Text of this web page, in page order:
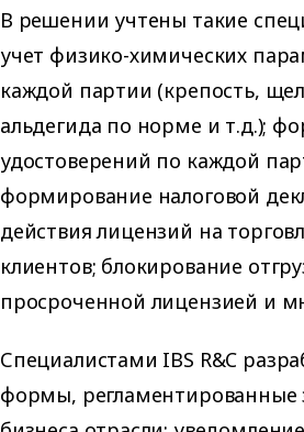
В решении учтены такие
учет физико-химических
каждой партии (крепость,
альдегида по норме и т.д.);
удостоверений по каждой
формирование налоговой
действия лицензий на
клиентов; блокирование
просроченной лицензией и
Специалистами IBS R&C
формы, регламентированные